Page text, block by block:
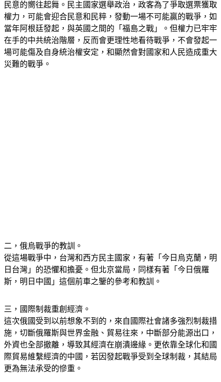
中共領導層會冷靜思考，全面評估各種風險和代價，而不會隨
民意的嚮往起舞。民主國家選舉政治，政客為了爭取選票獲取
權力，可能會迎合民意和民粹，發動一場不可能贏的戰爭，如
當年阿根廷發起，與英國之間的「福島之戰」。但權力已牢牢
在手的中共統治階層，反而會更理性地看待戰爭，不會發起一
場可能傷及自身統治權安定，和顯然會對國家和人民造成重大
二，俄烏戰爭的教訓。
從這場戰爭中，台灣和西方民主國家，有著「今日烏克蘭，明
日台灣」的恐懼和擔憂。但北京當局，同樣有著「今日俄羅
三，國際制裁重創經濟。
這次俄國受到以前想象不到的，來自國際社會諸多強烈制裁措
施，切斷俄羅斯與世界金融、貿易往來，中斷部分能源出口，
外資也全部撤離，導致其經濟在崩潰邊緣。更依靠全球化和國
際貿易維繫經濟的中國，若因發起戰爭受到全球制裁，其結局